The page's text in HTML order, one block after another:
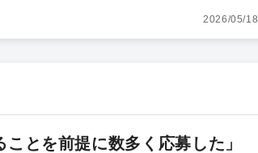
2026/05/18
とを前提に数多く応募した」